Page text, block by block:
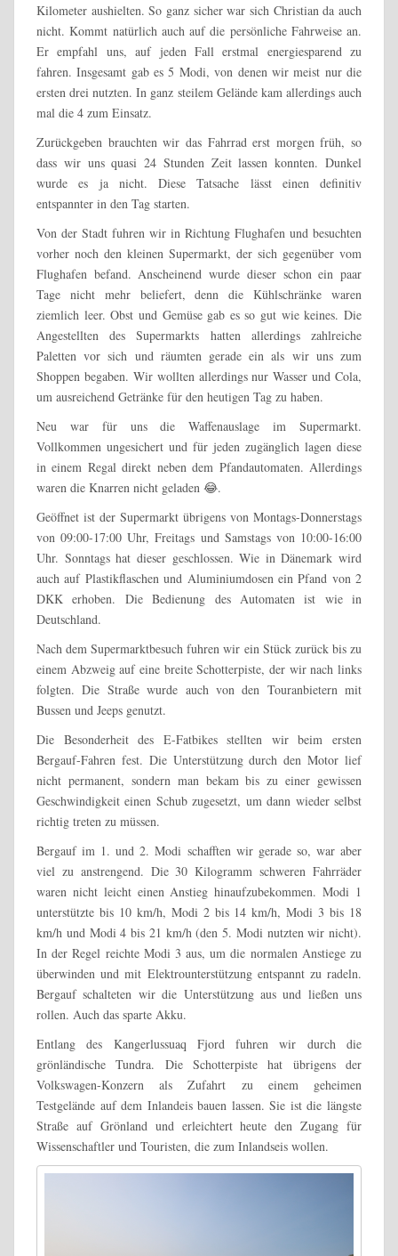
Kilometer aushielten. So ganz sicher war sich Christian da auch
nicht. Kommt natürlich auch auf die persönliche Fahrweise an.
Er empfahl uns, auf jeden Fall erstmal energiesparend zu
fahren. Insgesamt gab es 5 Modi, von denen wir meist nur die
ersten drei nutzten. In ganz steilem Gelände kam allerdings auch
mal die 4 zum Einsatz.
Zurückgeben brauchten wir das Fahrrad erst morgen früh, so
dass wir uns quasi 24 Stunden Zeit lassen konnten. Dunkel
wurde es ja nicht. Diese Tatsache lässt einen definitiv
entspannter in den Tag starten.
Von der Stadt fuhren wir in Richtung Flughafen und besuchten
vorher noch den kleinen Supermarkt, der sich gegenüber vom
Flughafen befand. Anscheinend wurde dieser schon ein paar
Tage nicht mehr beliefert, denn die Kühlschränke waren
ziemlich leer. Obst und Gemüse gab es so gut wie keines. Die
Angestellten des Supermarkts hatten allerdings zahlreiche
Paletten vor sich und räumten gerade ein als wir uns zum
Shoppen begaben. Wir wollten allerdings nur Wasser und Cola,
um ausreichend Getränke für den heutigen Tag zu haben.
Neu war für uns die Waffenauslage im Supermarkt.
Vollkommen ungesichert und für jeden zugänglich lagen diese
in einem Regal direkt neben dem Pfandautomaten. Allerdings
waren die Knarren nicht geladen 😂.
Geöffnet ist der Supermarkt übrigens von Montags-Donnerstags
von 09:00-17:00 Uhr, Freitags und Samstags von 10:00-16:00
Uhr. Sonntags hat dieser geschlossen. Wie in Dänemark wird
auch auf Plastikflaschen und Aluminiumdosen ein Pfand von 2
DKK erhoben. Die Bedienung des Automaten ist wie in
Deutschland.
Nach dem Supermarktbesuch fuhren wir ein Stück zurück bis zu
einem Abzweig auf eine breite Schotterpiste, der wir nach links
folgten. Die Straße wurde auch von den Touranbietern mit
Bussen und Jeeps genutzt.
Die Besonderheit des E-Fatbikes stellten wir beim ersten
Bergauf-Fahren fest. Die Unterstützung durch den Motor lief
nicht permanent, sondern man bekam bis zu einer gewissen
Geschwindigkeit einen Schub zugesetzt, um dann wieder selbst
richtig treten zu müssen.
Bergauf im 1. und 2. Modi schafften wir gerade so, war aber
viel zu anstrengend. Die 30 Kilogramm schweren Fahrräder
waren nicht leicht einen Anstieg hinaufzubekommen. Modi 1
unterstützte bis 10 km/h, Modi 2 bis 14 km/h, Modi 3 bis 18
km/h und Modi 4 bis 21 km/h (den 5. Modi nutzten wir nicht).
In der Regel reichte Modi 3 aus, um die normalen Anstiege zu
überwinden und mit Elektrounterstützung entspannt zu radeln.
Bergauf schalteten wir die Unterstützung aus und ließen uns
rollen. Auch das sparte Akku.
Entlang des Kangerlussuaq Fjord fuhren wir durch die
grönländische Tundra. Die Schotterpiste hat übrigens der
Volkswagen-Konzern als Zufahrt zu einem geheimen
Testgelände auf dem Inlandeis bauen lassen. Sie ist die längste
Straße auf Grönland und erleichtert heute den Zugang für
Wissenschaftler und Touristen, die zum Inlandseis wollen.